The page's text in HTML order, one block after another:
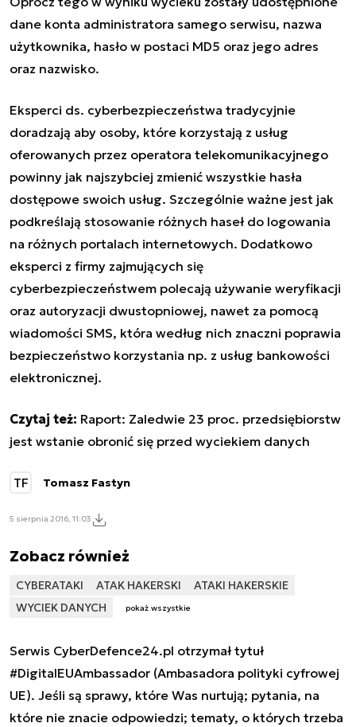
dane konta administratora samego serwisu, nazwa
użytkownika, hasło w postaci MD5 oraz jego adres
oraz nazwisko.
Eksperci ds. cyberbezpieczeństwa tradycyjnie
doradzają aby osoby, które korzystają z usług
oferowanych przez operatora telekomunikacyjnego
powinny jak najszybciej zmienić wszystkie hasła
dostępowe swoich usług. Szczególnie ważne jest jak
podkreślają stosowanie różnych haseł do logowania
na różnych portalach internetowych. Dodatkowo
eksperci z firmy zajmujących się
cyberbezpieczeństwem polecają używanie weryfikacji
oraz autoryzacji dwustopniowej, nawet za pomocą
wiadomości SMS, która według nich znaczni poprawia
bezpieczeństwo korzystania np. z usług bankowości
elektronicznej.
Czytaj też: Raport: Zaledwie 23 proc. przedsiębiorstw
jest wstanie obronić się przed wyciekiem danych
TF Tomasz Fastyn
5 sierpnia 2016, 11:03
Zobacz również
CYBERATAKI ATAK HAKERSKI
ATAKI HAKERSKIE
WYCIEK DANYCH
pokaż wszystkie
Serwis CyberDefence24.pl otrzymał tytuł
#DigitalEUAmbassador (Ambasadora polityki cyfrowej
UE). Jeśli są sprawy, które Was nurtują; pytania, na
które nie znacie odpowiedzi; tematy, o których trzeba